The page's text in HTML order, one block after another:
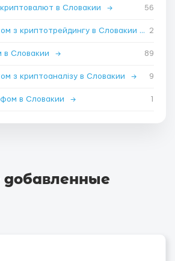
в Словакии → 56
Работа Спеціалістом з криптотрейдингу в Словакии→ 2
в Словакии → 89
з криптоаналізу в Словакии → 9
в Словакии → 1
добавленные